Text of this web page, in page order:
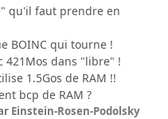
qu'il faut prendre en
BOINC qui tourne !
421Mos dans "libre" !
1.5Gos de RAM !!
bcp de RAM ?
Einstein-Rosen-Podolsky